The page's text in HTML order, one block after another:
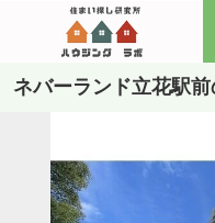
ネバーランド立花駅